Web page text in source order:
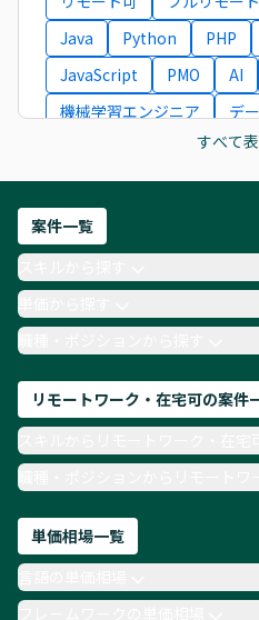
Java
Python PHP
JavaScript
PMO AI
機械学習エンジニア
デ
IT
フロントエンドエンジニア
ネットワークエンジニア
AIエンジニア
Webデザ
月収100万円 業務委託
TypeScript
Laravel
すべて
案件一覧
単価から探す
職種・ポジションから探す
リモートワーク・在宅可の案件
職種・ポジションからリモートワ
単価相場一覧